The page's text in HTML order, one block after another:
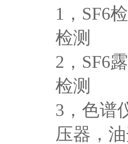
1，
检
2，
检测
3，
压器，